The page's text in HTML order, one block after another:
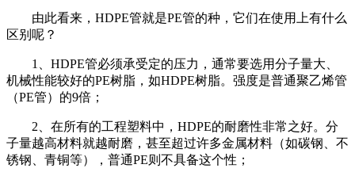
由此看来， HDPE管就是PE管的种，它们在使用上有什么
区别呢？
1 HDPE管必须承受定的压力，通常要选用分子量大、
机械性能较好的PE树脂，如HDPE树脂。强度是普通聚乙烯管
（PE管）的9倍；
2 、在所有的工程塑料中， HDPE的耐磨性非常之好。分
子量越高材料就越耐磨，甚至超过许多金属材料（如碳钢、不
锈钢、青铜等），普通PE则不具备这个性；